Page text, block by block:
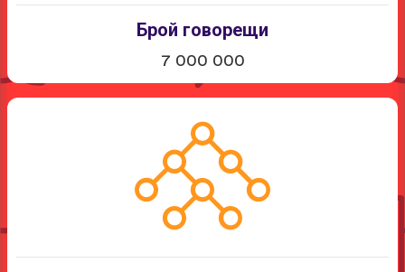
Брой говорещи
7 000 000